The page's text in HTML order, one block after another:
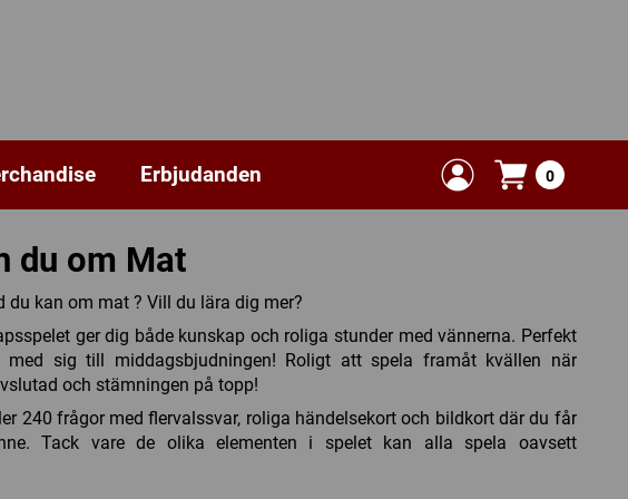
Erbjudanden 0
du om Mat
du kan om mat ? Vill du lära dig mer?
ger dig både kunskap och roliga stunder med vännerna. Perfekt
sig till middagsbjudningen! Roligt att spela framåt kvällen när
och stämningen på topp!
240 frågor med flervalssvar, roliga händelsekort och bildkort där du får
Tack vare de olika elementen i spelet kan alla spela oavsett